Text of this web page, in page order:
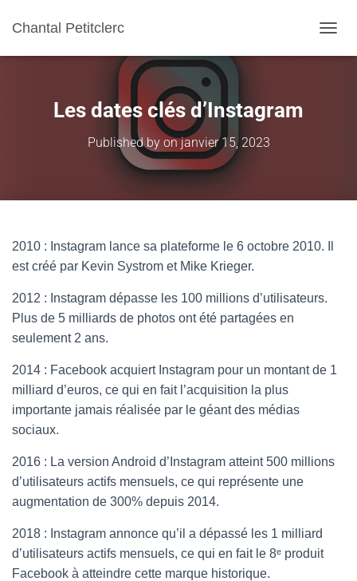
Chantal Petitclerc
Les dates clés d’Instagram
Published by onjanvier 15, 2023
2010 : Instagram lance sa plateforme le 6 octobre 2010. Il
est créé par Kevin Systrom et Mike Krieger.
2012 : Instagram dépasse les 100 millions d’utilisateurs.
Plus de 5 milliards de photos ont été partagées en
seulement 2 ans.
2014 : Facebook acquiert Instagram pour un montant de 1
milliard d’euros, ce qui en fait l’acquisition la plus
importante jamais réalisée par le géant des médias
sociaux.
2016 : La version Android d’Instagram atteint 500 millions
d’utilisateurs actifs mensuels, ce qui représente une
augmentation de 300% depuis 2014.
2018 : Instagram annonce qu’il a dépassé les 1 milliard
d’utilisateurs actifs mensuels, ce qui en fait le 8ᵉ produit
Facebook à atteindre cette marque historique.